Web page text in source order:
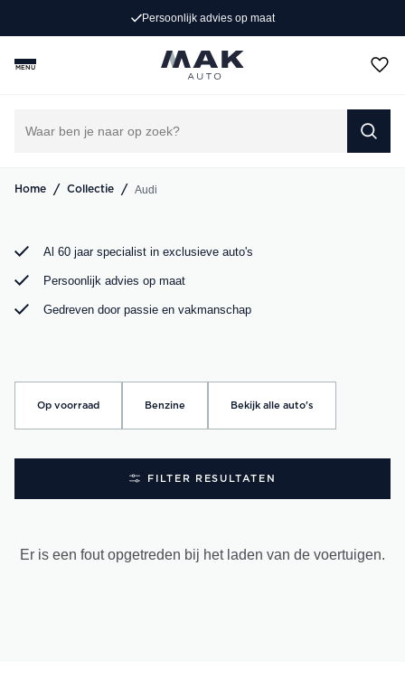
Persoonlijk advies op maat
MENU
Home / Collectie / Audi
Op zoek naar een exclusieve Audi occasion? Bij MAK
Auto vind je een zorgvuldig geselecteerd aanbod, van de
sportieve Audi A3 tot de krachtige Audi RS6. Bekijk ons
Al 60 jaar specialist in exclusieve auto's
Persoonlijk advies op maat
Gedreven door passie en vakmanschap
Op voorraad Benzine Bekijk alle auto's
FILTER RESULTATEN
Er is een fout opgetreden bij het laden van de voertuigen.